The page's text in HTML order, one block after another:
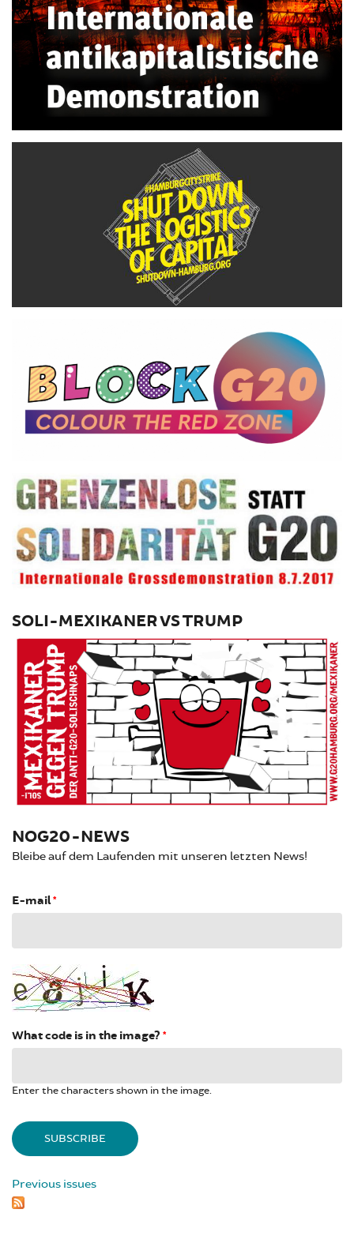
SOLI-MEXIKANER VS TRUMP
NOG20-NEWS
Bleibe auf dem Laufenden mit unseren letzten News!
E-mail*
What code is in the image? *
Enter the characters shown in the image.
Previous issues